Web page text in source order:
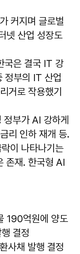
커지며 글로벌
넷 산업 성장도
국은 결국 IT 강
정부의 IT 산업
거로 작용했기
부가 AI 강하게
리 인하 재개 등.
이 나타나기는
존재. 한국형 AI
190억원에 양도
결정
사채 발행 결정